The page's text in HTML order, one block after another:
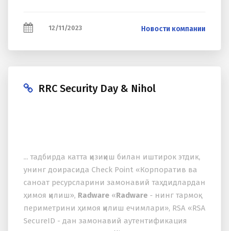
12/11/2023 Новости компании
RRC Security Day & Nihol
... тадбирда катта қизиқиш билан иштирок этдик,
унинг доирасида Check Point «Корпоратив ва
саноат ресурсларини замонавий таҳдидлардан
ҳимоя қилиш», Radware «Radware - нинг тармоқ
периметрини ҳимоя қилиш ечимлари», RSA «RSA
SecureID - дан замонавий аутентификация